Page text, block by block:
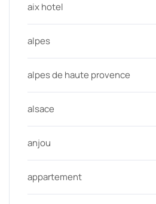
aix hotel
alpes
alpes de haute provence
alsace
anjou
appartement